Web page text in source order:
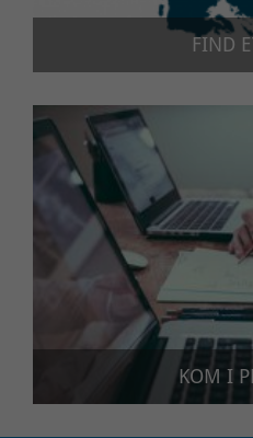
FIND
KOM I